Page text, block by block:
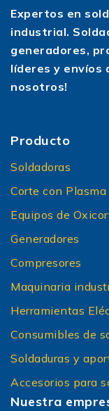
Expertos en
industrial.
generadores,
líderes y envíos
nosotros!
Producto
Soldadoras
Corte con Plasma
Equipos de
Generadores
Compresores
Maquinaria
Herramientas
Consumibles de
Soldaduras y
Accesorios para
Nuestra